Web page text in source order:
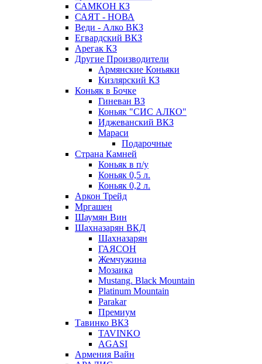
САМКОН КЗ
САЯТ - НОВА
Веди - Алко ВКЗ
Егвардский ВКЗ
Арегак КЗ
Другие Производители
Армянские Коньяки
Кизлярский КЗ
Коньяк в Бочке
Гиневан ВЗ
Коньяк "СИС АЛКО"
Иджеванский ВКЗ
Мараси
Подарочные
Страна Камней
Коньяк в п/у
Коньяк 0,5 л.
Коньяк 0,2 л.
Аркон Трейд
Мргашен
Шаумян Вин
Шахназарян ВКД
Шахназарян
ГАЯСОН
Жемчужина
Мозаика
Mustang. Black Mountain
Platinum Mountain
Parakar
Премиум
Тавинко ВКЗ
TAVINKO
AGASI
Армения Вайн